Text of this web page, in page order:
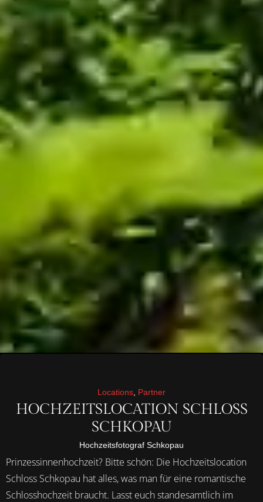
Locations Partner
HOCHZEITSLOCATION SCHLOSS
SCHKOPAU
Hochzeitsfotograf Schkopau
Prinzessinnenhochzeit? Bitte schön: Die Hochzeitslocation
Schloss Schkopau hat alles, was man für eine romantische
Schlosshochzeit braucht. Lasst euch standesamtlich im